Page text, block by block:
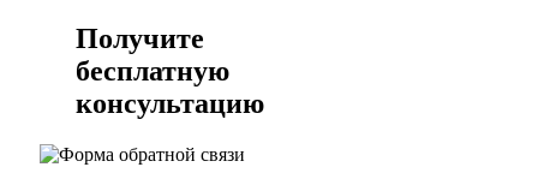
Получите
бесплатную
консультацию